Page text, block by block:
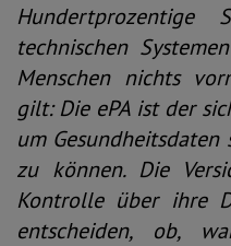
technischen
Menschen nichts
gilt: Die ePA ist der
um
zu können. Die
Kontrolle über ihre
entscheiden, ob,